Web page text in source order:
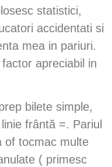
statistici,
accidentati si
mea in pariuri.
apreciabil in
bilete simple,
frântă =. Pariul
of tocmac multe
( primesc